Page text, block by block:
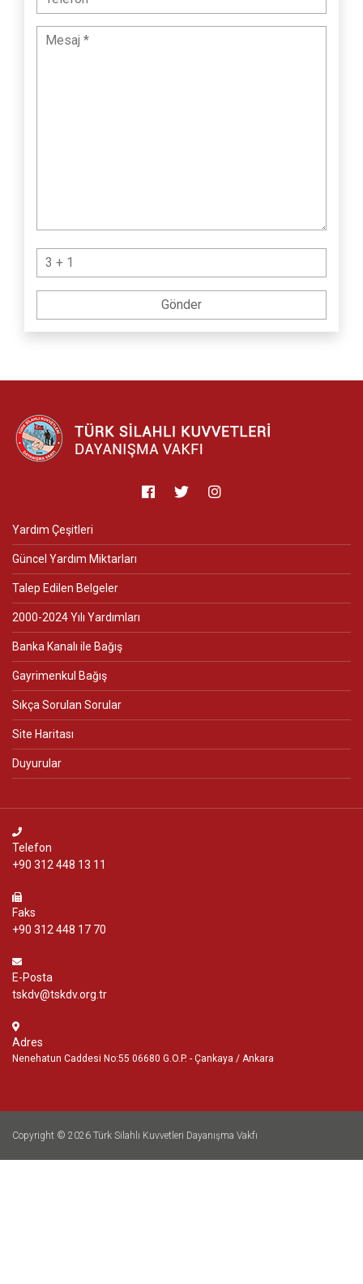
Yardım Çeşitleri
Güncel Yardım Miktarları
Talep Edilen Belgeler
2000-2024 Yılı Yardımları
Banka Kanalı ile Bağış
Gayrimenkul Bağış
Sıkça Sorulan Sorular
Site Haritası
Duyurular
Telefon
+90 312 448 13 11
Faks
+90 312 448 17 70
E-Posta
tskdv@tskdv.org.tr
Adres
Nenehatun Caddesi No:55 06680 G.O.P. - Çankaya / Ankara
Copyright © 2026 Türk Silahlı Kuvvetleri Dayanışma Vakfı